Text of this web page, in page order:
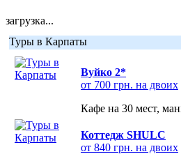
загрузка...
Туры в Карпаты
Вуйко 2*
от 700 грн. на двоих
Кафе на 30 мест,
Коттедж SHULC
от 840 грн. на двоих